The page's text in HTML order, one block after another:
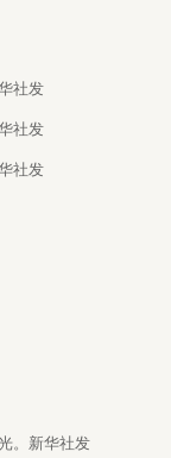
社发
社发
社发
。新华社发